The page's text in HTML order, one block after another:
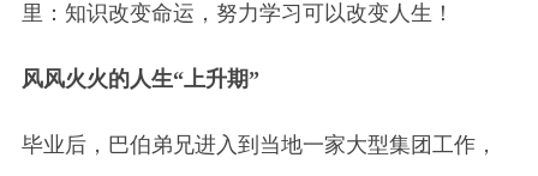
里：知识改变命运，努力学习可以改变人生！
风风火火的人生“上升期”
毕业后，巴伯弟兄进入到当地一家大型集团工作，